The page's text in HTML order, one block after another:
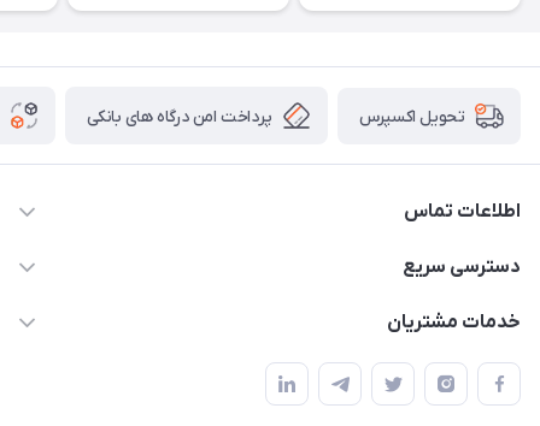
تحویل اکسپرس پرداخت امن درگاه های بانکی
اطلاعات تماس
09012926386
دسترسی سریع
حساب کاربری
لیست محصولات
خدمات مشتریان
قوانین و مقررات
حریم خصوصی